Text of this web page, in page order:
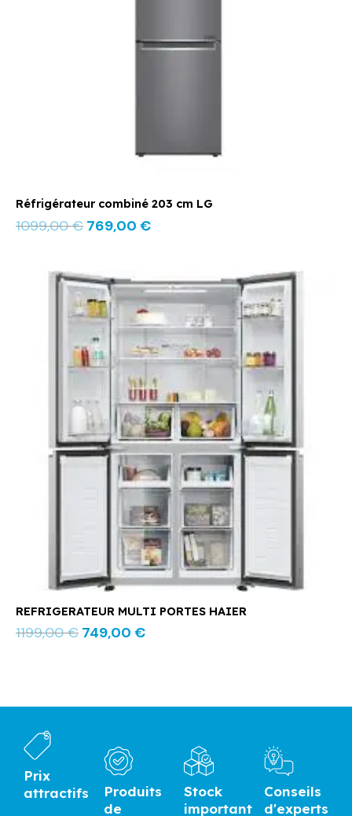
Réfrigérateur combiné 203 cm LG
1099,00€ 769,00 €
REFRIGERATEUR MULTI PORTES HAIER
1199,00€
Le
prix
initial
était :
1199,00 €.
749,00 €
Le
prix
actuel
est :
749,00 €.
Prix
attractifs
Produits
de
Stock
important
Conseils
d'experts